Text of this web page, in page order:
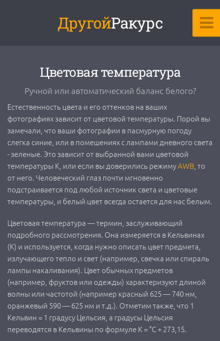
ДругойРакурс
Цветовая температура
Ручной или автоматический баланс белого?
Естественность цвета и его оттенков на ваших
фотографиях зависит от цветовой температуры. Порой вы
замечали, что ваши фотографии в пасмурную погоду
слегка синие, или в помешениях с лампами дневного света
- зеленые. Это зависит от выбранной вами цветовой
температуры K, или если вы доверились режимуAWB , то
от него. Человеческий глаз почти мгновенно
подстраивается под любой источник света и цветовые
температуры, и белый цвет всегда остается для нас белым.
Цветовая температура — термин, заслуживающий
подробного рассмотрения. Она измеряется в Кельвинах
(К) и используется, когда нужно описать цвет предмета,
излучающего тепло и свет (например, свечка или спираль
лампы накаливания). Цвет обычных предметов
(например, фруктов или одежды) характеризуют длиной
волны или частотой (например красный 625 — 740 нм,
оранжевый 590 — 625 нм и т.д.). Отметим также, что 1
Кельвин = 1 градусу Цельсия, а градусы Цельсия
переводятся в Кельвины по формуле K = °C + 273,15.